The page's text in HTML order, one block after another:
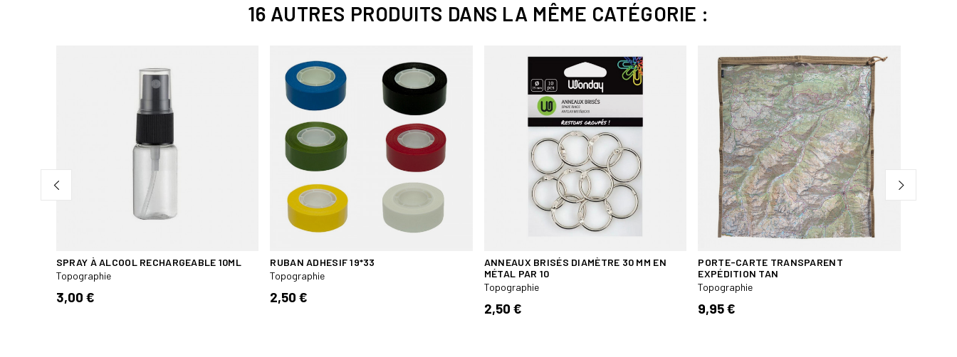
16 AUTRES PRODUITS DANS LA MÊME CATÉGORIE :
SPRAY À ALCOOL RECHARGEABLE 10ML
Topographie
3,00 €
RUBAN ADHESIF 19*33
Topographie
2,50 €
ANNEAUX BRISÉS DIAMÈTRE 30 MM EN
MÉTAL PAR 10
Topographie
2,50 €
PORTE-CARTE TRANSPARENT
EXPÉDITION TAN
Topographie
9,95 €